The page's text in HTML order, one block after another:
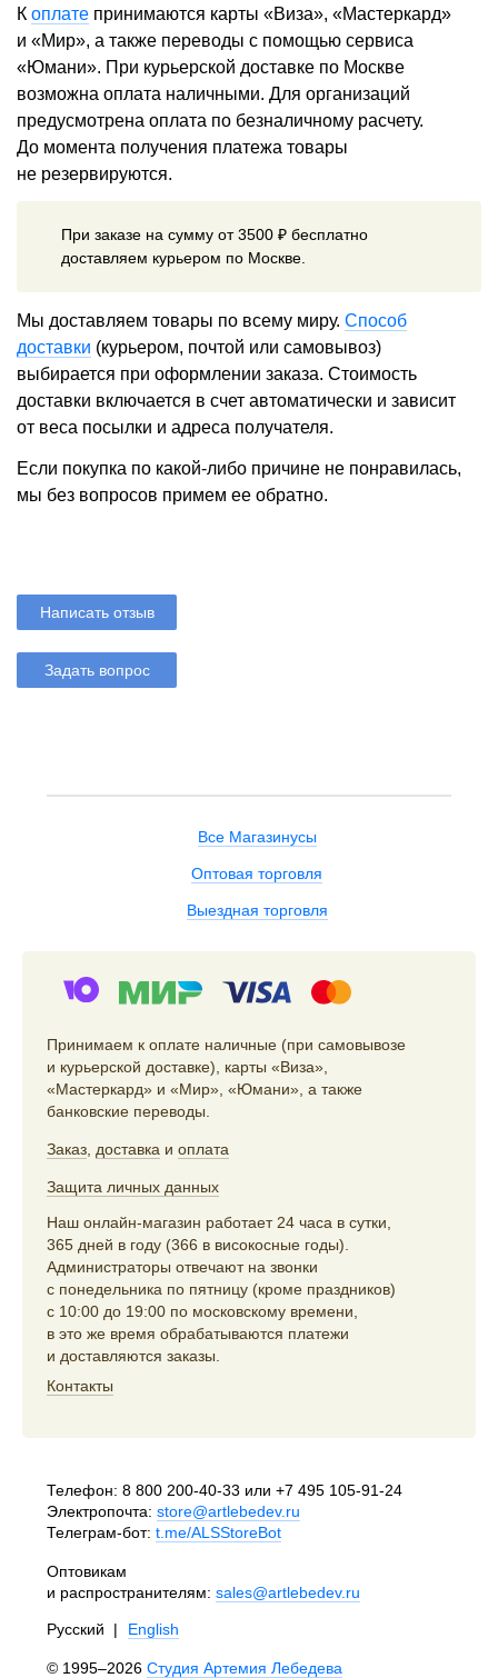
К оплате принимаются карты «Виза», «Мастеркард»
и «Мир», а также переводы с помощью сервиса
«Юмани». При курьерской доставке по Москве
возможна оплата наличными. Для организаций
предусмотрена оплата по безналичному расчету.
До момента получения платежа товары
не резервируются.
При заказе на сумму от 3500 ₽ бесплатно
доставляем курьером по Москве.
Мы доставляем товары по всему миру. Способ
доставки (курьером, почтой или самовывоз)
выбирается при оформлении заказа. Стоимость
доставки включается в счет автоматически и зависит
от веса посылки и адреса получателя.
Если покупка по какой-либо причине не понравилась,
мы без вопросов примем ее обратно.
Написать отзыв
Задать вопрос
Все Магазинусы
Оптовая торговля
Выездная торговля
Принимаем к оплате наличные (при самовывозе
и курьерской доставке), карты «Виза»,
«Мастеркард» и «Мир», «Юмани», а также
банковские переводы.
Заказ доставка и оплата
Защита личных данных
Наш онлайн-магазин работает 24 часа в сутки,
365 дней в году (366 в високосные годы).
Администраторы отвечают на звонки
с понедельника по пятницу (кроме праздников)
с 10:00 до 19:00 по московскому времени,
в это же время обрабатываются платежи
и доставляются заказы.
Контакты
Телефон: 8 800 200-40-33 или +7 495 105-91-24
Электропочта: store@artlebedev.ru
Телеграм-бот: t.me/ALSStoreBot
Оптовикам
и распространителям: sales@artlebedev.ru
Русский | English
© 1995–2026 Студия Артемия Лебедева